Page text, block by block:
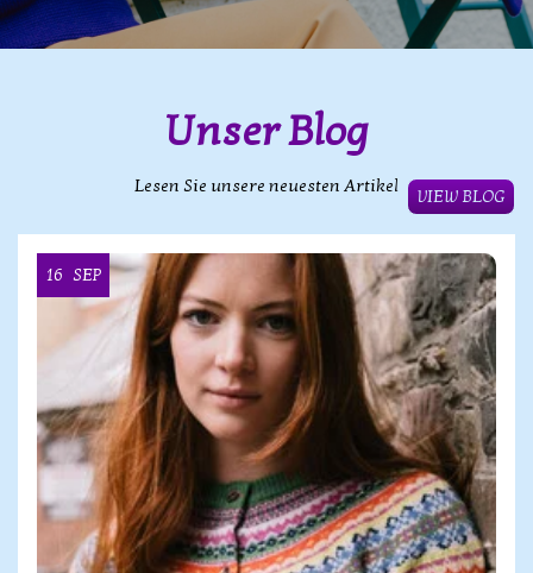
Unser Blog
Lesen Sie unsere neuesten Artikel
VIEW BLOG
16 SEP